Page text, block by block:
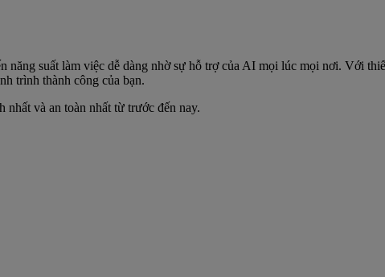
suất làm việc dễ dàng nhờ sự hỗ trợ của AI mọi lúc mọi nơi. Với
trình thành công của bạn.
và an toàn nhất từ ​​trước đến nay.